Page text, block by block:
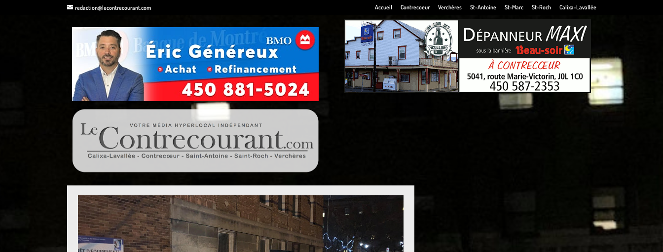
redaction@lecontrecourant.com Accueil Contrecoeur Verchères St-Antoine St-Marc St-Roch Calixa-Lavallée